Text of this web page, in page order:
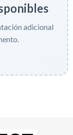
adicional